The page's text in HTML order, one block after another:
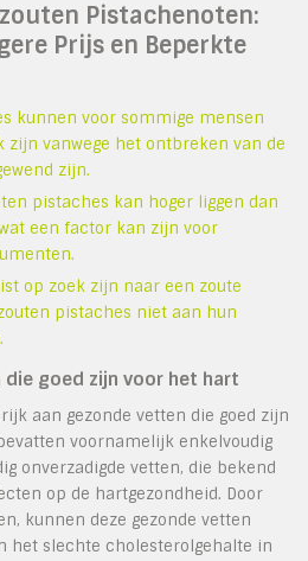
Pistachenoten:
Prijs en Beperkte
kunnen voor sommige mensen
vanwege het ontbreken van de
zijn.
pistaches kan hoger liggen dan
een factor kan zijn voor
op zoek zijn naar een zoute
pistaches niet aan hun
die goed zijn voor het hart
aan gezonde vetten die goed zijn
voornamelijk enkelvoudig
onverzadigde vetten, die bekend
op de hartgezondheid. Door
kunnen deze gezonde vetten
het slechte cholesterolgehalte in